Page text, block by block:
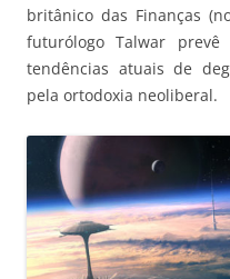
britânico das Finanças
futurólogo Talwar
tendências atuais de
pela ortodoxia neoliberal.